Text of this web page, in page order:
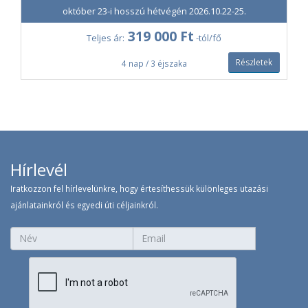
Fakultatív kirándulás a Normandiai-
100 EUR /fő
100 EUR /fő
magával vihet egy kis méretű
kézipoggyász mellett egy nagyméretű
kézipoggyászt is - maximális méret:
Feladott poggyász, max. 10 kg
29 000 Ft /db
Feladott poggyász, max. 20 kg
Ülőhelyfoglalás
15 000 Ft /fő
október 23-i hosszú hétvégén 2026.10.22-25.
Teljes ár: 319 000 Ft -tól/fő
4 nap / 3 éjszaka Részletek
Hírlevél
Iratkozzon fel hírlevelünkre, hogy értesíthessük különleges utazási
ajánlatainkról és egyedi úti céljainkról.